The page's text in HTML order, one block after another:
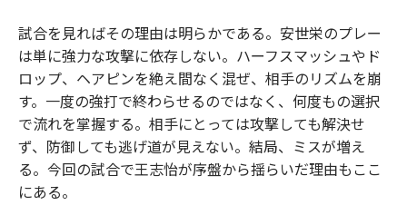
試合を見ればその理由は明らかである。安世栄のプレー
は単に強力な攻撃に依存しない。ハーフスマッシュやド
ロップ、ヘアピンを絶え間なく混ぜ、相手のリズムを崩
す。一度の強打で終わらせるのではなく、何度もの選択
で流れを掌握する。相手にとっては攻撃しても解決せ
ず、防御しても逃げ道が見えない。結局、ミスが増え
る。今回の試合で王志怡が序盤から揺らいだ理由もここ
にある。